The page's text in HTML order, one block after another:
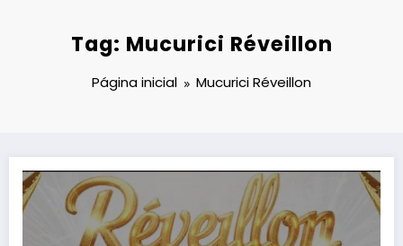
Tag: Mucurici Réveillon
Página inicial Mucurici Réveillon